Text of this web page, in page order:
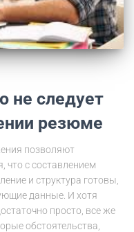
не следует
резюме
позволяют
что с составлением
и структура готовы,
данные. И хотя
просто, все же
обстоятельства,